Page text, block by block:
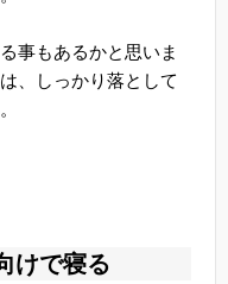
事もあるかと思いま
、しっかり落として
けで寝る